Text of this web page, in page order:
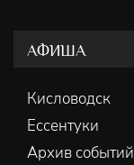
АФИША
Кисловодск
Ессентуки
Архив событий